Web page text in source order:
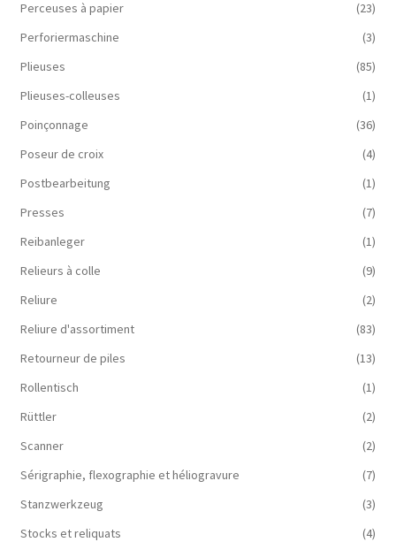
Perceuses à papier
(23)
Perforiermaschine
(3)
Plieuses
(85)
Plieuses-colleuses
(1)
Poinçonnage
(36)
Poseur de croix
(4)
Postbearbeitung
(1)
Presses
(7)
Reibanleger
(1)
Relieurs à colle
(9)
Reliure
(2)
Reliure d'assortiment
(83)
Retourneur de piles
(13)
Rollentisch
(1)
Rüttler
(2)
Scanner
(2)
Sérigraphie, flexographie et héliogravure
(7)
Stanzwerkzeug
(3)
Stocks et reliquats
(4)